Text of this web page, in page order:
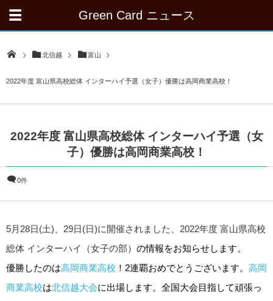
Green Card ニュース
北信越 富山
2022年度 富山県高校総体 インターハイ予選（女子）優勝は高岡商業高校！
2022年度 富山県高校総体 インターハイ予選（女
子）優勝は高岡商業高校！
0件
5月28日(土)、29日(日)に開催されました、2022年度 富山県高校
総体 インターハイ（女子の部） の情報をお知らせします。
優勝したのは高岡商業高校 ！2連覇おめでとうございます。 高岡
商業高校は北信越大会に出場します。全国大会目指して頑張っ